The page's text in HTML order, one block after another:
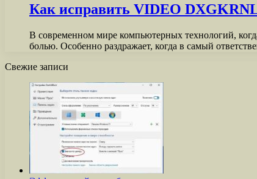
Как исправить VIDEO
В современном мире компьютерных технологий,
болью. Особенно раздражает, когда в самый
Свежие записи